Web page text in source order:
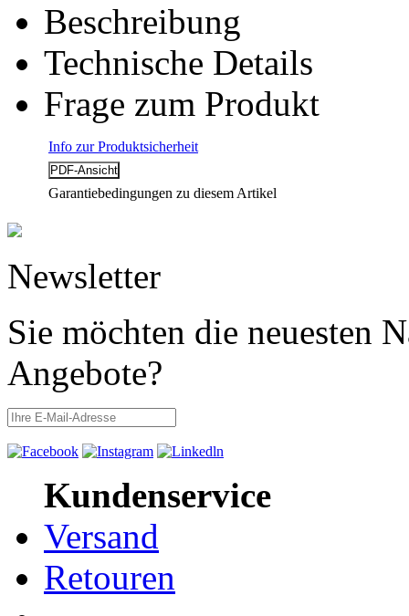
Beschreibung
Technische Details
Frage zum Produkt
Info zur Produktsicherheit
Garantiebedingungen zu diesem Artikel
Newsletter
Sie möchten die neuesten
Angebote?
Kundenservice
Versand
Retouren